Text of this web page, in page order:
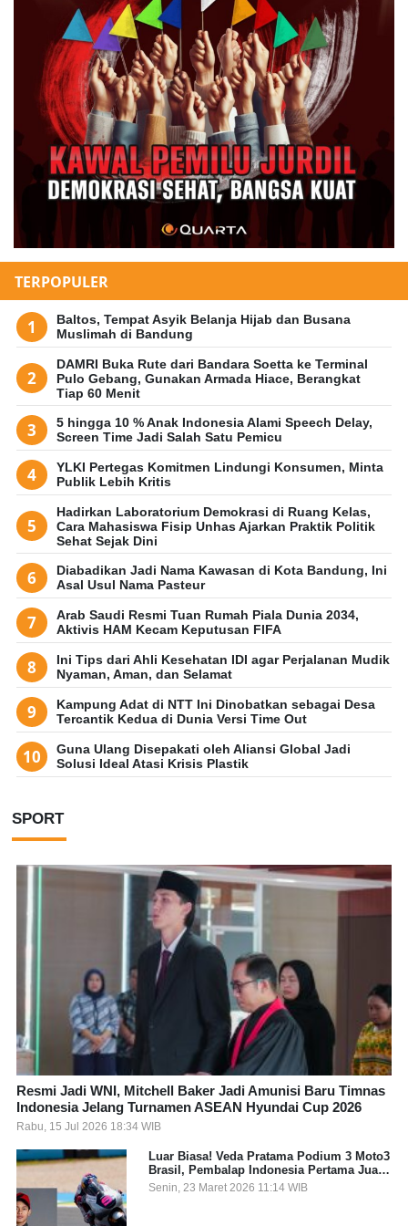
TERPOPULER
Baltos, Tempat Asyik Belanja Hijab dan Busana
Muslimah di Bandung
DAMRI Buka Rute dari Bandara Soetta ke Terminal
Pulo Gebang, Gunakan Armada Hiace, Berangkat
Tiap 60 Menit
5 hingga 10 % Anak Indonesia Alami Speech Delay,
Screen Time Jadi Salah Satu Pemicu
YLKI Pertegas Komitmen Lindungi Konsumen, Minta
Publik Lebih Kritis
Hadirkan Laboratorium Demokrasi di Ruang Kelas,
Cara Mahasiswa Fisip Unhas Ajarkan Praktik Politik
Sehat Sejak Dini
Diabadikan Jadi Nama Kawasan di Kota Bandung, Ini
Asal Usul Nama Pasteur
Arab Saudi Resmi Tuan Rumah Piala Dunia 2034,
Aktivis HAM Kecam Keputusan FIFA
Ini Tips dari Ahli Kesehatan IDI agar Perjalanan Mudik
Nyaman, Aman, dan Selamat
Kampung Adat di NTT Ini Dinobatkan sebagai Desa
Tercantik Kedua di Dunia Versi Time Out
Guna Ulang Disepakati oleh Aliansi Global Jadi
Solusi Ideal Atasi Krisis Plastik
SPORT
Resmi Jadi WNI, Mitchell Baker Jadi Amunisi Baru Timnas
Indonesia Jelang Turnamen ASEAN Hyundai Cup 2026
Rabu, 15 Jul 2026 18:34 WIB
Luar Biasa! Veda Pratama Podium 3 Moto3
Brasil, Pembalap Indonesia Pertama Juara
Grand Prix
Senin, 23 Maret 2026 11:14 WIB